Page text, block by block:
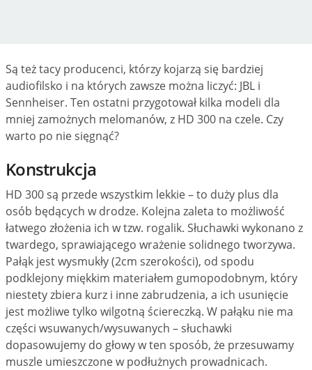
Są też tacy producenci, którzy kojarzą się bardziej
audiofilsko i na których zawsze można liczyć: JBL i
Sennheiser. Ten ostatni przygotował kilka modeli dla
mniej zamożnych melomanów, z HD 300 na czele. Czy
warto po nie sięgnąć?
Konstrukcja
HD 300 są przede wszystkim lekkie – to duży plus dla
osób będących w drodze. Kolejna zaleta to możliwość
łatwego złożenia ich w tzw. rogalik. Słuchawki wykonano z
twardego, sprawiającego wrażenie solidnego tworzywa.
Pałąk jest wysmukły (2cm szerokości), od spodu
podklejony miękkim materiałem gumopodobnym, który
niestety zbiera kurz i inne zabrudzenia, a ich usunięcie
jest możliwe tylko wilgotną ściereczką. W pałąku nie ma
części wsuwanych/wysuwanych – słuchawki
dopasowujemy do głowy w ten sposób, że przesuwamy
muszle umieszczone w podłużnych prowadnicach.